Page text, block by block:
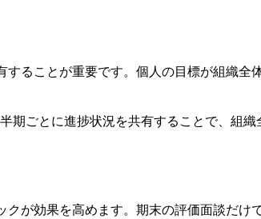
ることが重要です。個人の目標が組織
ごとに進捗状況を共有することで、組
が効果を高めます。期末の評価面談だ